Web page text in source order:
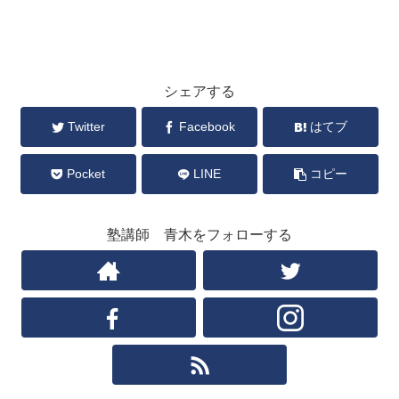
シェアする
Twitter Facebook はてブ
Pocket LINE コピー
塾講師 青木をフォローする